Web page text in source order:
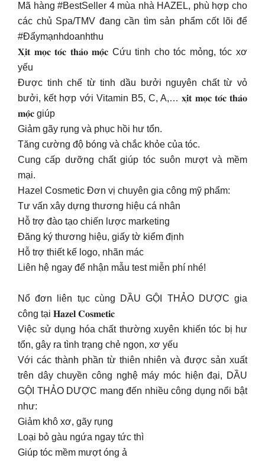
Mã hàng #BestSeller 4 mùa nhà HAZEL, phù hợp cho
các chủ Spa/TMV đang cần tìm sản phẩm cốt lõi để
#Đẩymạnhdoanhthu
𝐗𝐢̣𝐭 𝐦𝐨̣𝐜 𝐭𝐨́𝐜 𝐭𝐡𝐚̉𝐨 𝐦𝐨̣̂𝐜 Cứu tinh cho tóc mỏng, tóc xơ
yếu
Được tinh chế từ tinh dầu bưởi nguyên chất từ vỏ
bưởi, kết hợp với Vitamin B5, C, A,… 𝐱𝐢̣𝐭 𝐦𝐨̣𝐜 𝐭𝐨́𝐜 𝐭𝐡𝐚̉𝐨
𝐦𝐨̣̂𝐜 giúp
Giảm gãy rụng và phục hồi hư tổn.
Tăng cường độ bóng và chắc khỏe của tóc.
Cung cấp dưỡng chất giúp tóc suôn mượt và mềm
mại.
Hazel Cosmetic Đơn vị chuyên gia công mỹ phẩm:
Tư vấn xây dựng thương hiệu cá nhân
Hỗ trợ đào tạo chiến lược marketing
Đăng ký thương hiệu, giấy tờ kiểm định
Hỗ trợ thiết kế logo, nhãn mác
Liên hệ ngay để nhận mẫu test miễn phí nhé!
Nổ đơn liên tục cùng DẦU GỘI THẢO DƯỢC gia
công tại 𝐇𝐚𝐳𝐞𝐥 𝐂𝐨𝐬𝐦𝐞𝐭𝐢𝐜
Việc sử dụng hóa chất thường xuyên khiến tóc bị hư
tổn, gây ra tình trạng chẻ ngọn, xơ yếu
Với các thành phần từ thiên nhiên và được sản xuất
trên dây chuyền công nghệ máy móc hiện đại, DẦU
GỘI THẢO DƯỢC mang đến nhiều công dụng nổi bật
như:
Giảm khô xơ, gãy rụng
Loại bỏ gàu ngứa ngay tức thì
Giúp tóc mềm mượt óng ả